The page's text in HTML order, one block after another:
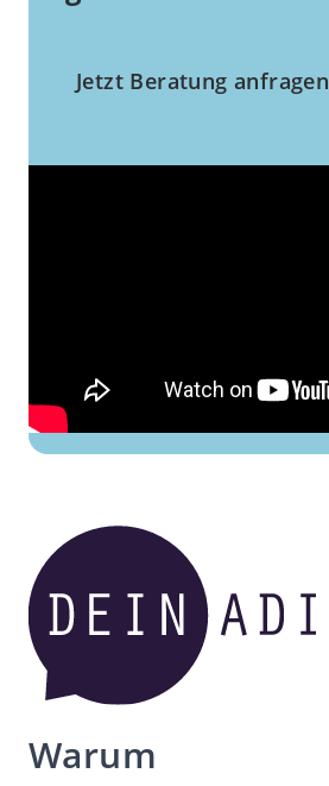
Jetzt Beratung anfragen
Warum